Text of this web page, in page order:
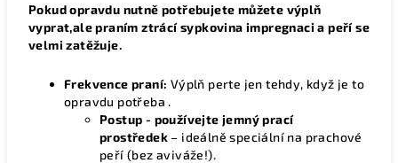
Pokud opravdu nutně potřebujete můžete výplň
vyprat,ale praním ztrácí sypkovina impregnaci a peří se
velmi zatěžuje.
Frekvence praní: Výplň perte jen tehdy, když je to
opravdu potřeba .
Postup - používejte jemný prací
prostředek – ideálně speciální na prachové
peří (bez aviváže!).